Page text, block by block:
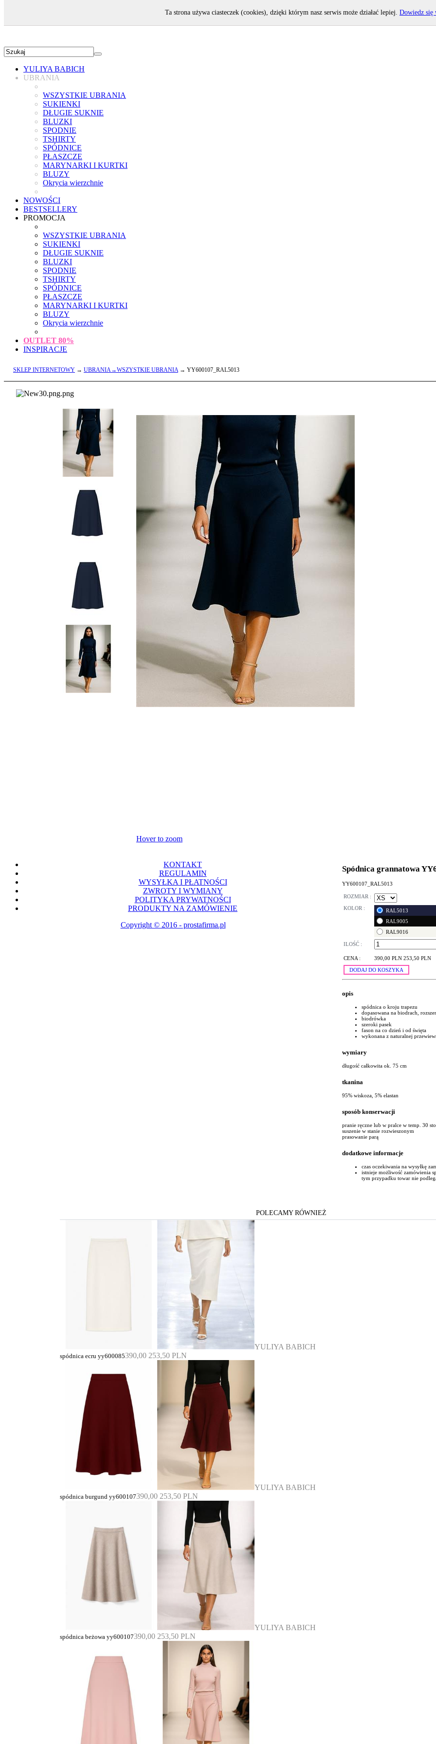
YULIYA BABICH
UBRANIA
WSZYSTKIE UBRANIA
SUKIENKI
DŁUGIE SUKNIE
BLUZKI
SPODNIE
TSHIRTY
SPÓDNICE
PŁASZCZE
MARYNARKI I KURTKI
BLUZY
Okrycia wierzchnie
NOWOŚCI
BESTSELLERY
PROMOCJA
WSZYSTKIE UBRANIA
SUKIENKI
DŁUGIE SUKNIE
BLUZKI
SPODNIE
TSHIRTY
SPÓDNICE
PŁASZCZE
MARYNARKI I KURTKI
BLUZY
Okrycia wierzchnie
OUTLET 80%
INSPIRACJE
SKLEP INTERNETOWY → UBRANIA→WSZYSTKIE UBRANIA→ YY600107_RAL5013
Hover to zoom
Spódnica grannatowa
YY600107_RAL5013
ROZMIAR :
KOLOR :
RAL5013
RAL9005
RAL9016
ILOŚĆ :
CENA : 390,00 PLN 253,50 PLN
DODAJ DO KOSZYKA
opis
spódnica o kroju trapezu
dopasowana na biodrach,
biodrówka
szeroki pasek
fason na co dzień i od święta
wykonana z naturalnej
wymiary
długość całkowita ok. 75 cm
tkanina
95% wiskoza, 5% elastan
sposób konserwacji
pranie ręczne lub w pralce w temp. 30
suszenie w stanie rozwieszonym
prasowanie parą
dodatkowe informacje
czas oczekiwania na wysyłkę
istnieje możliwość zamówienia
tym przypadku towar nie
POLECAMY RÓWNIEŻ
YULIYA BABICH
spódnica ecru yy600085390,00 253,50 PLN
YULIYA BABICH
spódnica burgund yy600107390,00 253,50 PLN
YULIYA BABICH
spódnica beżowa yy600107390,00 253,50 PLN
KONTAKT
REGULAMIN
WYSYŁKA I PŁATNOŚCI
ZWROTY I WYMIANY
POLITYKA PRYWATNOŚCI
PRODUKTY NA ZAMÓWIENIE
Copyright © 2016 - prostafirma.pl
Ta strona używa ciasteczek (cookies), dzięki którym nasz serwis może działać lepiej. Dowiedz się